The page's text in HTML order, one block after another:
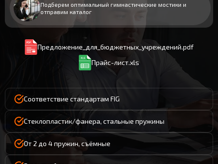
Подберем оптимальный гимнастические мостики и
отправим каталог
Предложение_для_бюджетных_учреждений.pdf
Прайс-лист.xls
Соответствие стандартам FIG
Стеклопластик/фанера, стальные пружины
От 2 до 4 пружин, съёмные